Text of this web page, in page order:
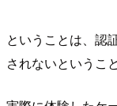
ということは、認
されないというこ